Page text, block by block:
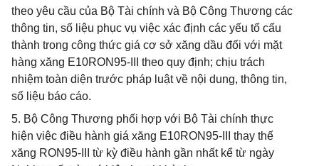
theo yêu cầu của Bộ Tài chính và Bộ Công Thương các
thông tin, số liệu phục vụ việc xác định các yếu tố cấu
thành trong công thức giá cơ sở xăng dầu đối với mặt
hàng xăng E10RON95-III theo quy định; chịu trách
nhiệm toàn diện trước pháp luật về nội dung, thông tin,
số liệu báo cáo.
5. Bộ Công Thương phối hợp với Bộ Tài chính thực
hiện việc điều hành giá xăng E10RON95-III thay thế
xăng RON95-III từ kỳ điều hành gần nhất kể từ ngày